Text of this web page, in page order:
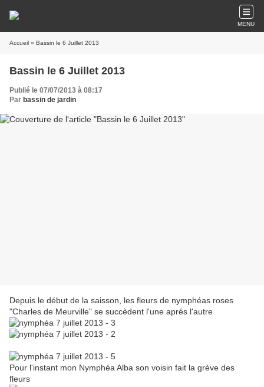
MENU
Accueil » Bassin le 6 Juillet 2013
Bassin le 6 Juillet 2013
Publié le 07/07/2013 à 08:17
Par bassin de jardin
Depuis le début de la saisson, les fleurs de nymphéas roses
"Charles de Meurville" se succèdent l'une aprés l'autre
Pour l'instant mon Nymphéa Alba son voisin fait la grève des
fleurs